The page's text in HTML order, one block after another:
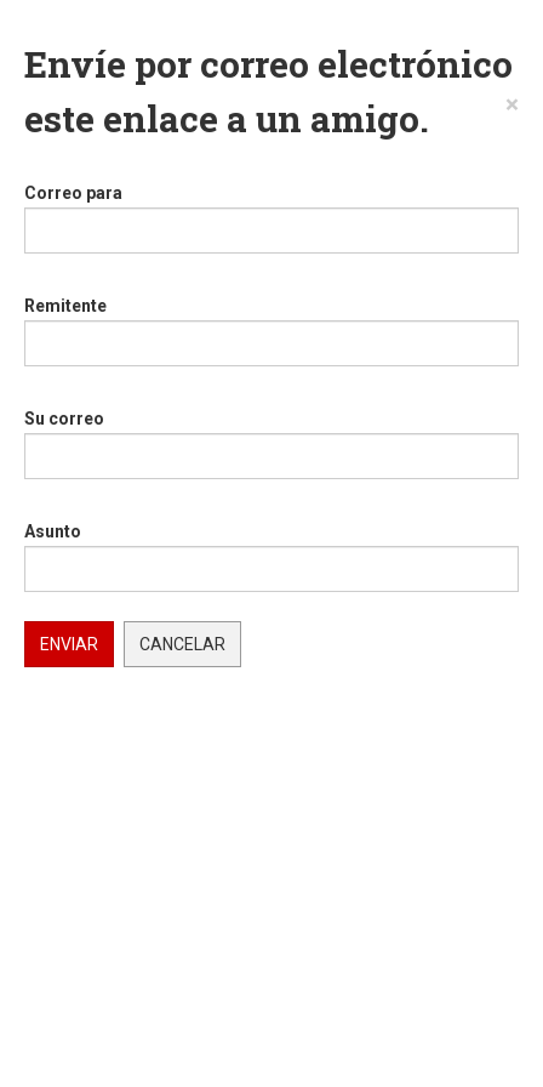
Envíe por correo electrónico
este enlace a un amigo.
×
Correo para
Remitente
Su correo
Asunto
ENVIAR CANCELAR